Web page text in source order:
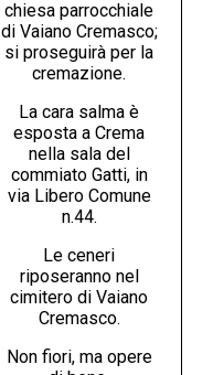
chiesa parrocchiale
di Vaiano Cremasco;
si proseguirà per la
cremazione.
La cara salma è
esposta a Crema
nella sala del
commiato Gatti, in
via Libero Comune
n.44.
Le ceneri
riposeranno nel
cimitero di Vaiano
Cremasco.
Non fiori, ma opere